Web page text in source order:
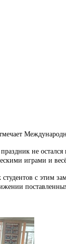
не остался
играми и
с этим